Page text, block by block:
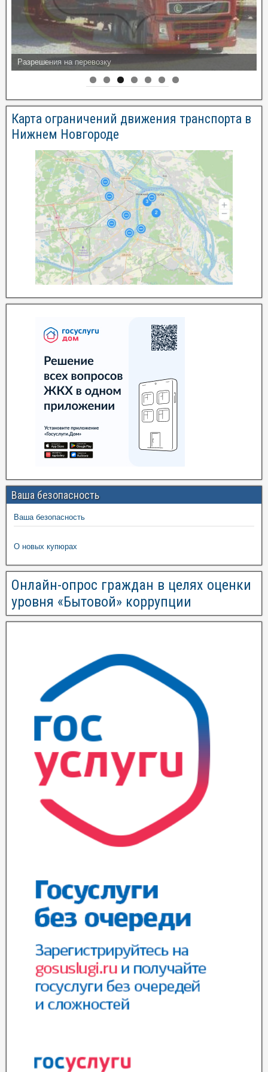
Разрешения на перевозку
Карта ограничений движения транспорта в
Нижнем Новгороде
Ваша безопасность
Ваша безопасность
О новых купюрах
Онлайн-опрос граждан в целях оценки
уровня «Бытовой» коррупции